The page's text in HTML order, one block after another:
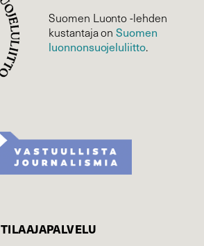
Suomen Luonto -lehden
kustantaja onSuomen
luonnonsuojelu­liitto.
TILAAJAPALVELU